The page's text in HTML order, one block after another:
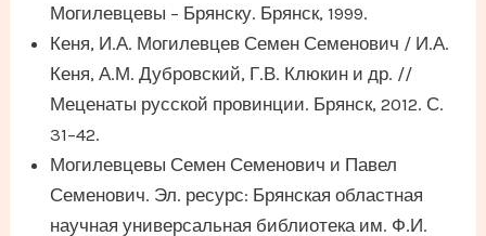
Могилевцевы – Брянску. Брянск, 1999.
Кеня, И.А. Могилевцев Семен Семенович / И.А.
Кеня, А.М. Дубровский, Г.В. Клюкин и др. //
Меценаты русской провинции. Брянск, 2012. С.
31–42.
Могилевцевы Семен Семенович и Павел
Семенович. Эл. ресурс: Брянская областная
научная универсальная библиотека им. Ф.И.